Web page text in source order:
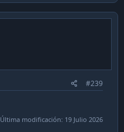
#239
Última modificación: 19 Julio 2026